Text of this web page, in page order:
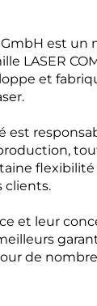
est un
LASER
et
clients.
et leur
de